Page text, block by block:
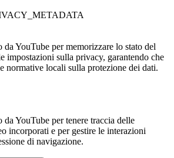
da YouTube per memorizzare lo stato del
impostazioni sulla privacy, garantendo che
normative locali sulla protezione dei dati.
da YouTube per tenere traccia delle
incorporati e per gestire le interazioni
di navigazione.